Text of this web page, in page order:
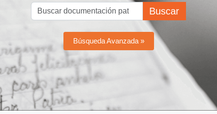
Buscar
Búsqueda Avanzada »